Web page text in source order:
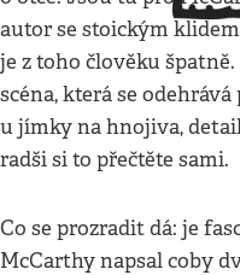
autor se stoickým
je z toho člověku
scéna, která se
u jímky na hnojiva,
radši si to přečtěte sami.
Co se prozradit dá: je
McCarthy napsal coby